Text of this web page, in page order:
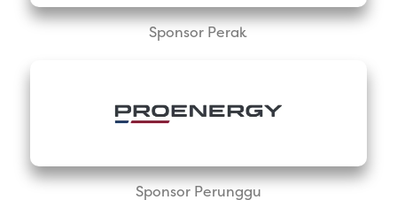
Sponsor Perak
Sponsor Perunggu